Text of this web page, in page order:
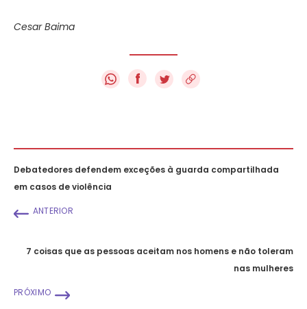
Cesar Baima
f
Debatedores defendem exceções à guarda compartilhada
em casos de violência
ANTERIOR
7 coisas que as pessoas aceitam nos homens e não toleram
nas mulheres
PRÓXIMO